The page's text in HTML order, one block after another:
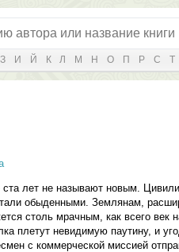
З И Й К Л М Н О П Р С Т
ста лет не называют новым.
обыденными. Землянам,
столь мрачным, как всего век
плетут невидимую паутину, и
с коммерческой миссией